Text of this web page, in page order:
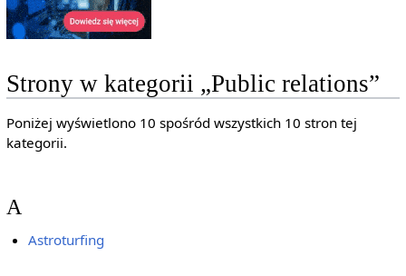
Strony w kategorii „Public relations”
Poniżej wyświetlono 10 spośród wszystkich 10 stron tej
kategorii.
A
Astroturfing